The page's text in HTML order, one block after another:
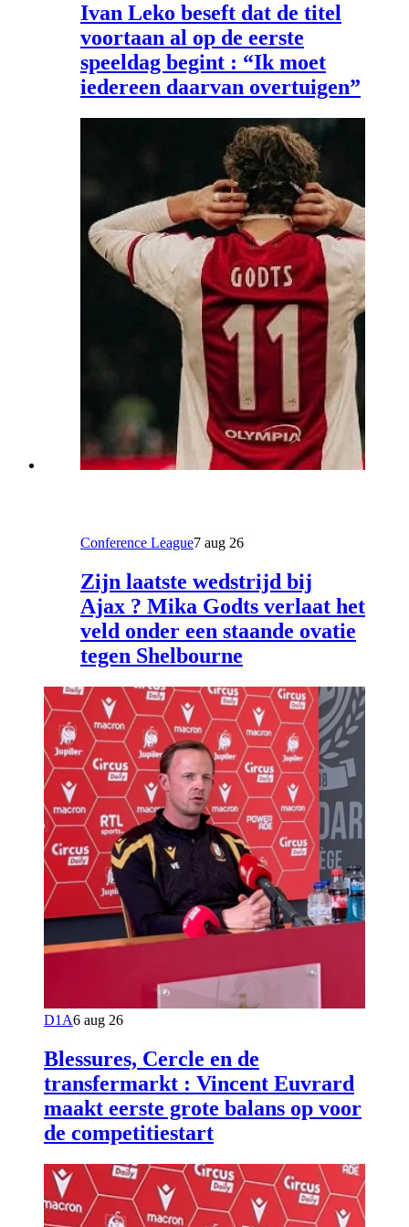
Ivan Leko beseft dat de titel
voortaan al op de eerste
speeldag begint : “Ik moet
iedereen daarvan overtuigen”
Conference League7 aug 26
Zijn laatste wedstrijd bij
Ajax ? Mika Godts verlaat het
veld onder een staande ovatie
tegen Shelbourne
D1A6 aug 26
Blessures, Cercle en de
transfermarkt : Vincent Euvrard
maakt eerste grote balans op voor
de competitiestart